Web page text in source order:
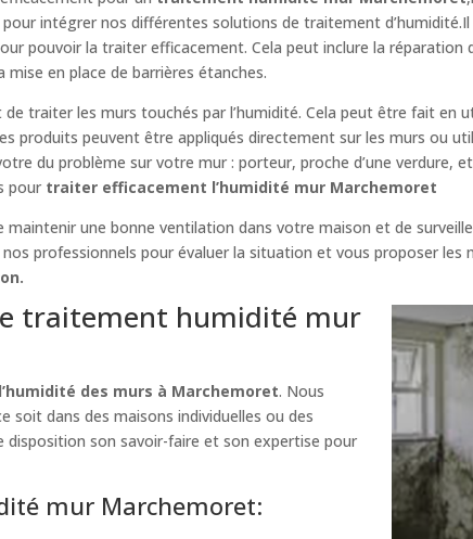
intégrer nos différentes solutions de traitement
pouvoir la traiter efficacement. Cela peut inclure la réparation
mise en place de barrières étanches.
traiter les murs touchés par l’humidité. Cela peut être fait en
produits peuvent être appliqués directement sur les murs ou
du problème sur votre mur : porteur, proche d’une verdure,
pour traiter efficacement l’humidité mur Marchemoret
une bonne ventilation dans votre maison et de
professionnels pour évaluer la situation et vous proposer les
traitement humidité mur
des murs à Marchemoret. Nous
soit dans des maisons individuelles ou des
son savoir-faire et son expertise pour
mur Marchemoret: